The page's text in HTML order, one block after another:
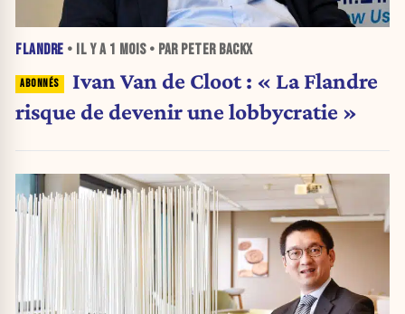
FLANDRE • IL Y A 1 MOIS• PAR PETER BACKX
Ivan Van de Cloot : « La Flandre
risque de devenir une lobbycratie »